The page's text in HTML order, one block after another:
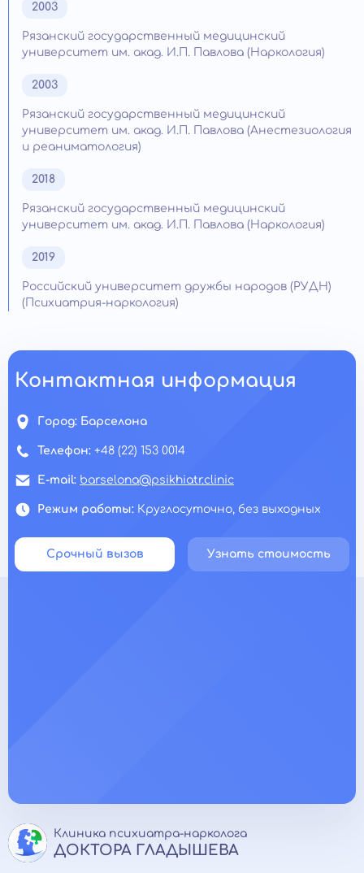
2003
Рязанский государственный медицинский
университет им. акад. И.П. Павлова (Наркология)
2003
Рязанский государственный медицинский
университет им. акад. И.П. Павлова (Анестезиология
и реаниматология)
2018
Рязанский государственный медицинский
университет им. акад. И.П. Павлова (Наркология)
2019
Российский университет дружбы народов (РУДН)
(Психиатрия-наркология)
Контактная информация
Город: Барселона
Телефон: +48 (22) 153 0014
E-mail: barselona@psikhiatr.clinic
Режим работы: Круглосуточно, без выходных
Срочный вызов Узнать стоимость
Клиника психиатра-нарколога
ДОКТОРА ГЛАДЫШЕВА